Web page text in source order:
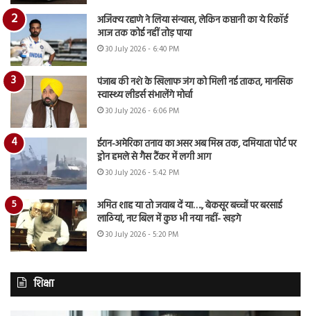
अजिंक्य रहाणे ने लिया संन्यास, लेकिन कप्तानी का ये रिकॉर्ड
आज तक कोई नहीं तोड़ पाया
30 July 2026 - 6:40 PM
पंजाब की नशे के खिलाफ जंग को मिली नई ताकत, मानसिक
स्वास्थ्य लीडर्स संभालेंगे मोर्चा
30 July 2026 - 6:06 PM
ईरान-अमेरिका तनाव का असर अब मिस्र तक, दमियाता पोर्ट पर
ड्रोन हमले से गैस टैंकर में लगी आग
30 July 2026 - 5:42 PM
अमित शाह या तो जवाब दें या…., बेकसूर बच्चों पर बरसाई
लाठियां, नए बिल में कुछ भी नया नहीं- खड़गे
30 July 2026 - 5:20 PM
शिक्षा